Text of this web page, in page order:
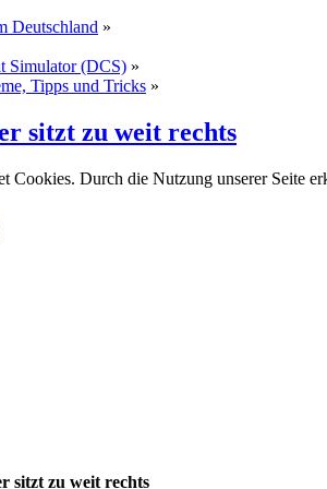
Deutschland »
Simulator (DCS) »
Tipps und Tricks »
sitzt zu weit rechts
Cookies. Durch die Nutzung unserer Seite
sitzt zu weit rechts